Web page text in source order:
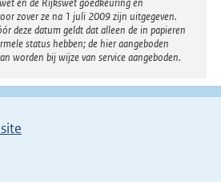
en de Rijkswet goedkeuring en
zover ze na 1 juli 2009 zijn uitgegeven.
deze datum geldt dat alleen de in papieren
status hebben; de hier aangeboden
worden bij wijze van service aangeboden.